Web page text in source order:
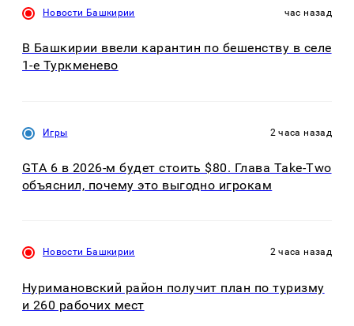
Новости Башкирии час назад
В Башкирии ввели карантин по бешенству в селе
1-е Туркменево
Игры 2 часа назад
GTA 6 в 2026-м будет стоить $80. Глава Take-Two
объяснил, почему это выгодно игрокам
Новости Башкирии 2 часа назад
Нуримановский район получит план по туризму
и 260 рабочих мест